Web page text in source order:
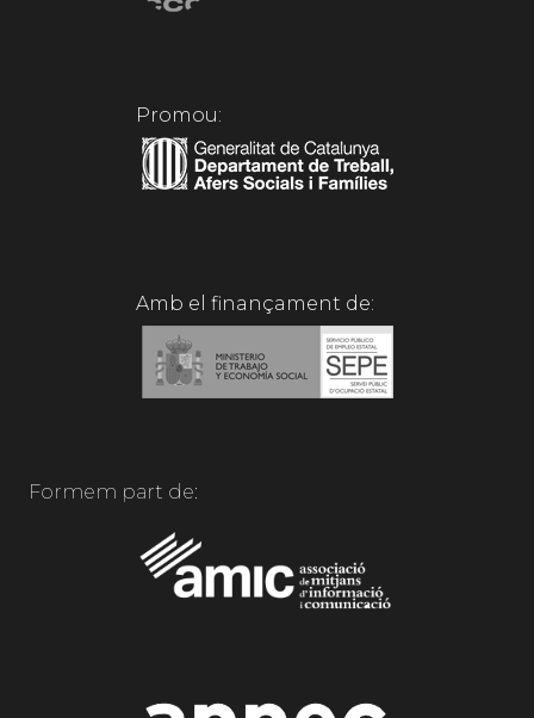
Promou:
Amb el finançament de:
Formem part de: